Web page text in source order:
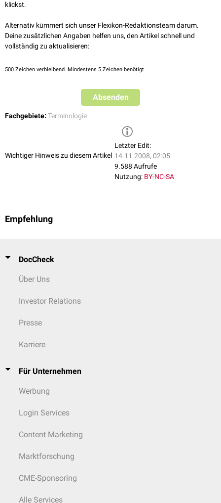
klickst.
Alternativ kümmert sich unser Flexikon-Redaktionsteam darum.
Deine zusätzlichen Angaben helfen uns, den Artikel schnell und
vollständig zu aktualisieren:
500 Zeichen verbleibend. Mindestens 5 Zeichen benötigt.
Absenden
Fachgebiete: Terminologie
Wichtiger Hinweis zu diesem Artikel
Letzter Edit:
14.11.2008, 02:05
9.588 Aufrufe
Nutzung: BY-NC-SA
Empfehlung
DocCheck
Über Uns
Investor Relations
Presse
Karriere
Für Unternehmen
Werbung
Login Services
Content Marketing
Marktforschung
CME-Sponsoring
Alle Services